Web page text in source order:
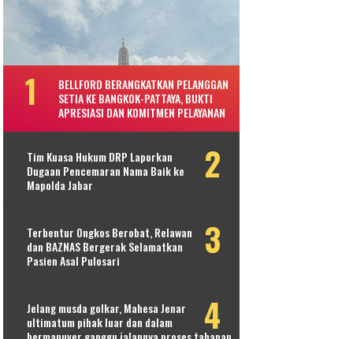
BELLFORD BERANGKATKAN PELANGGAN
SETIA KE BANGKOK-PATTAYA, BUKTI
APRESIASI DAN KOMITMEN PELAYANAN
Tim Kuasa Hukum DRP Laporkan
Dugaan Pencemaran Nama Baik ke
Mapolda Jabar
Terbentur Ongkos Berobat, Relawan
dan BAZNAS Bergerak Selamatkan
Pasien Asal Pulosari
Jelang musda golkar, Mahesa Jenar
ultimatum pihak luar dan dalam